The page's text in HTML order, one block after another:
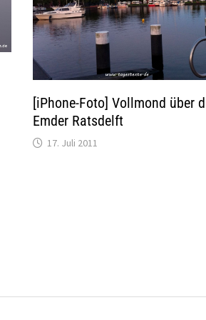
[iPhone-Foto] Vollmond über
Emder Ratsdelft
17. Juli 2011